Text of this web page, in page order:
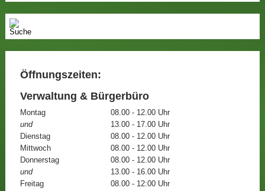
Öffnungszeiten:
Verwaltung & Bürgerbüro
Montag
08.00 - 12.00 Uhr
und
13.00 - 17.00 Uhr
Dienstag
08.00 - 12.00 Uhr
Mittwoch
08.00 - 12.00 Uhr
Donnerstag
08.00 - 12.00 Uhr
und
13.00 - 16.00 Uhr
Freitag
08.00 - 12:00 Uhr